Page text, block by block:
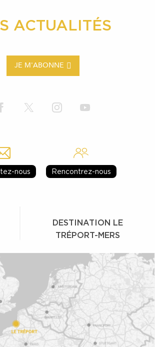
ACTUALITÉS
JE M'ABONNE
nous Rencontrez-nous
DESTINATION LE
TRÉPORT-MERS